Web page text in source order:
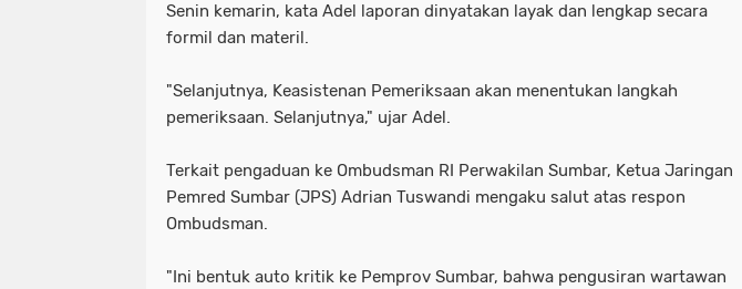
Senin kemarin, kata Adel laporan dinyatakan layak dan lengkap secara
formil dan materil.
"Selanjutnya, Keasistenan Pemeriksaan akan menentukan langkah
pemeriksaan. Selanjutnya," ujar Adel.
Terkait pengaduan ke Ombudsman RI Perwakilan Sumbar, Ketua Jaringan
Pemred Sumbar (JPS) Adrian Tuswandi mengaku salut atas respon
Ombudsman.
"Ini bentuk auto kritik ke Pemprov Sumbar, bahwa pengusiran wartawan